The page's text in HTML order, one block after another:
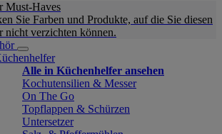
Must-Haves
Sie Farben und Produkte, auf die Sie diesen
nicht verzichten können.
Alle in Küchenhelfer ansehen
Kochutensilien & Messer
On The Go
Topflappen & Schürzen
Untersetzer